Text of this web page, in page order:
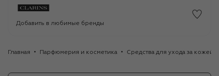
Добавить в любимые бренды
Главная Парфюмерия и косметика Средства для ухода за кожей